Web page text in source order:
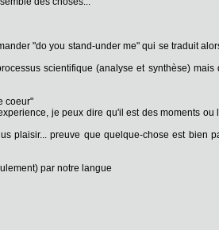
"do you stand-under me" qui se traduit
scientifique (analyse et synthèse) mais
coeur"
je peux dire qu'il est des moments ou
plaisir... preuve que quelque-chose est bien
par notre langue